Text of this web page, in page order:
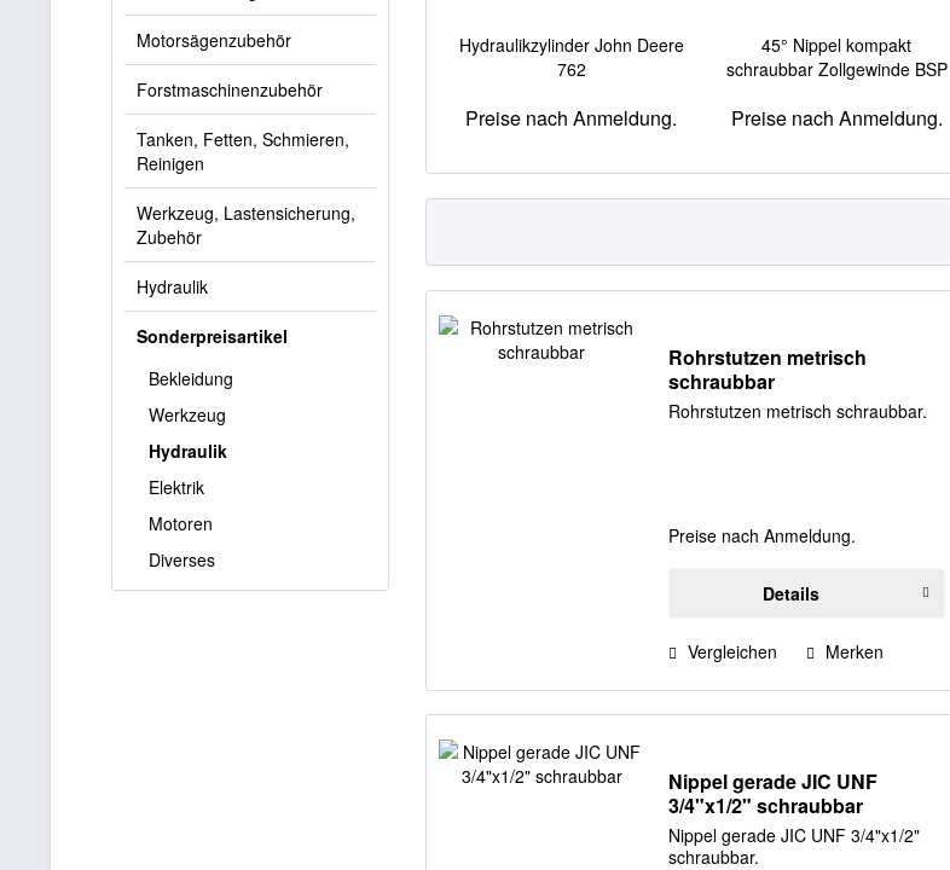
Motorsägenzubehör
Forstmaschinenzubehör
Tanken, Fetten, Schmieren,
Reinigen
Werkzeug, Lastensicherung,
Zubehör
Hydraulik
Sonderpreisartikel
Bekleidung
Werkzeug
Hydraulik
Elektrik
Motoren
Diverses
Hydraulikzylinder John Deere
762
Preise nach Anmeldung.
45° Nippel kompakt
schraubbar Zollgewinde BSP
Preise nach Anmeldung.
Rohrstutzen metrisch
schraubbar
Rohrstutzen metrisch schraubbar.
Preise nach Anmeldung.
Details
Vergleichen Merken
Nippel gerade JIC UNF
3/4"x1/2" schraubbar
Nippel gerade JIC UNF 3/4"x1/2"
schraubbar.